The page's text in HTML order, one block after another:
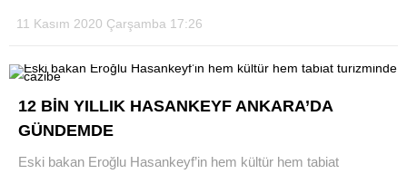
11 Kasım 2020 Çarşamba 17:26
12 BİN YILLIK HASANKEYF ANKARA’DA
GÜNDEMDE
Eski bakan Eroğlu Hasankeyf’in hem kültür hem tabiat